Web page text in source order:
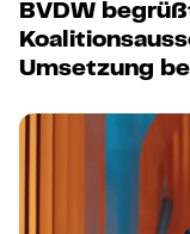
BVDW
Umsetzung